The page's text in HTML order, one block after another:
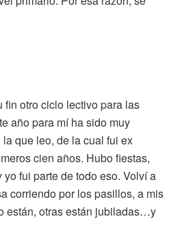
fin otro ciclo lectivo para las
año para mí ha sido muy
que leo, de la cual fui ex
cien años. Hubo fiestas,
fui parte de todo eso. Volví a
corriendo por los pasillos, a mis
están, otras están jubiladas…y